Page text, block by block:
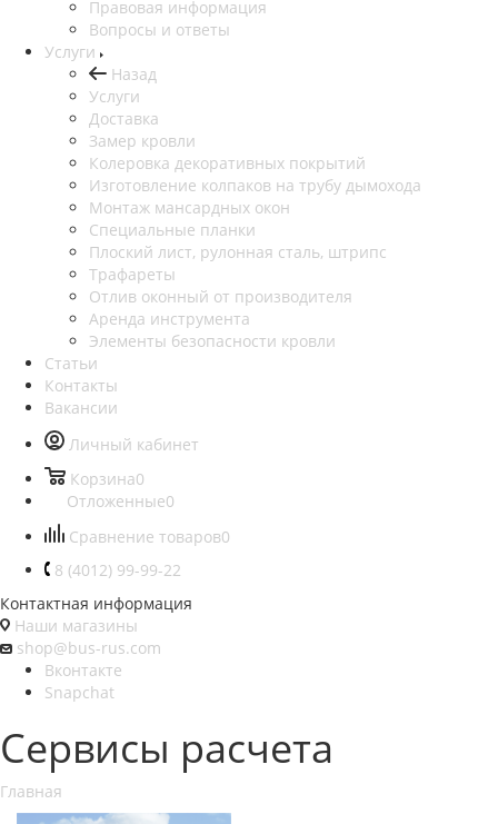
Правовая информация
Вопросы и ответы
Услуги
Назад
Услуги
Доставка
Замер кровли
Колеровка декоративных покрытий
Изготовление колпаков на трубу дымохода
Монтаж мансардных окон
Специальные планки
Плоский лист, рулонная сталь, штрипс
Трафареты
Отлив оконный от производителя
Аренда инструмента
Элементы безопасности кровли
Статьи
Контакты
Вакансии
Личный кабинет
Корзина0
Отложенные0
Сравнение товаров0
8 (4012) 99-99-22
Контактная информация
Наши магазины
shop@bus-rus.com
Вконтакте
Snapchat
Сервисы расчета
Главная